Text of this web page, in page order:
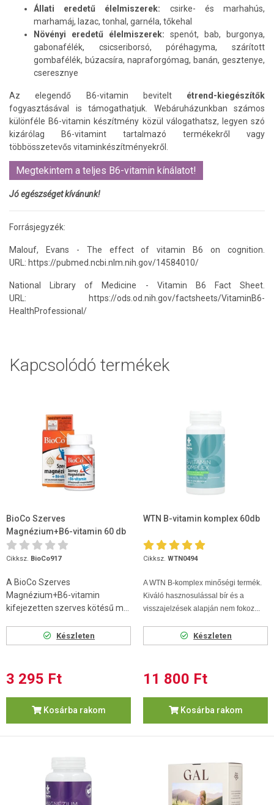
Állati eredetű élelmiszerek: csirke- és marhahús,
marhamáj, lazac, tonhal, garnéla, tőkehal
Növényi eredetű élelmiszerek: spenót, bab, burgonya,
gabonafélék, csicseriborsó, póréhagyma, szárított
gombafélék, búzacsíra, napraforgómag, banán, gesztenye,
cseresznye
Az elegendő B6-vitamin beviteltétrend-kiegészítők
fogyasztásával is támogathatjuk. Webáruházunkban számos
különféle B6-vitamin készítmény közül válogathatsz, legyen szó
kizárólag B6-vitamint tartalmazó termékekről vagy
többösszetevős vitaminkészítményekről.
Megtekintem a teljes B6-vitamin kínálatot!
Jó egészséget kívánunk!
Forrásjegyzék:
Malouf, Evans - The effect of vitamin B6 on cognition.
URL: https://pubmed.ncbi.nlm.nih.gov/14584010/
National Library of Medicine - Vitamin B6 Fact Sheet.
URL: https://ods.od.nih.gov/factsheets/VitaminB6-
HealthProfessional/
Kapcsolódó termékek
BioCo Szerves
Magnézium+B6-vitamin 60 db
Cikksz. BioCo917
A BioCo Szerves
Magnézium+B6-vitamin
kifejezetten szerves kötésű m...
Készleten
3 295 Ft
Kosárba rakom
WTN B-vitamin komplex 60db
Cikksz. WTN0494
A WTN B-komplex minőségi termék.
Kiváló hasznosulással bír és a
visszajelzések alapján nem fokoz...
Készleten
11 800 Ft
Kosárba rakom